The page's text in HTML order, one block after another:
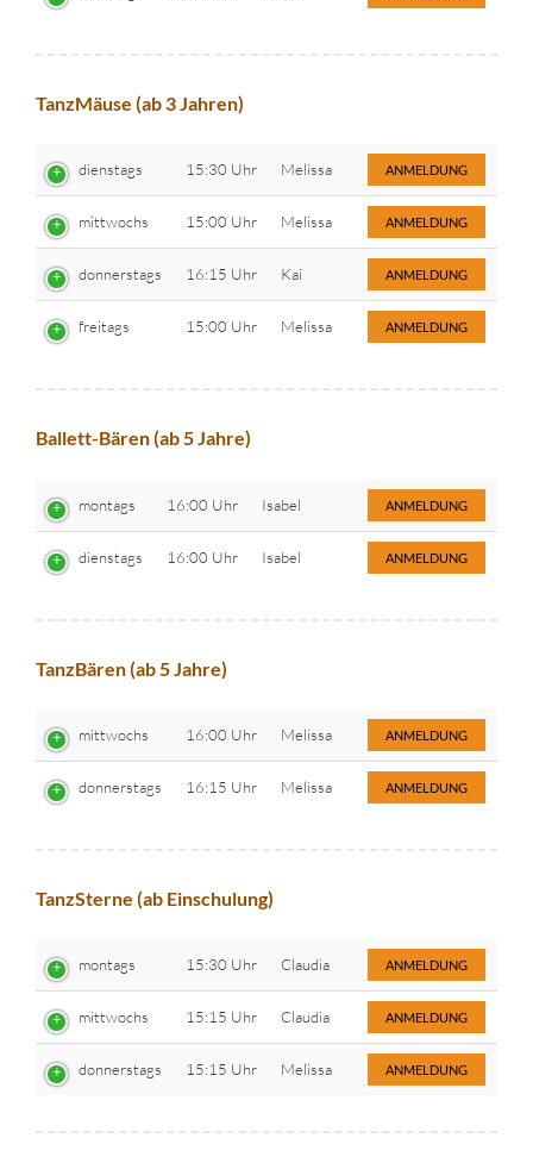
TanzMäuse (ab 3 Jahren)
dienstags 15:30 Uhr Melissa ANMELDUNG
mittwochs 15:00 Uhr Melissa ANMELDUNG
donnerstags 16:15 Uhr Kai ANMELDUNG
freitags 15:00 Uhr Melissa ANMELDUNG
Ballett-Bären (ab 5 Jahre)
montags 16:00 Uhr Isabel ANMELDUNG
dienstags 16:00 Uhr Isabel ANMELDUNG
TanzBären (ab 5 Jahre)
mittwochs 16:00 Uhr Melissa ANMELDUNG
donnerstags 16:15 Uhr Melissa ANMELDUNG
TanzSterne (ab Einschulung)
montags 15:30 Uhr Claudia ANMELDUNG
mittwochs 15:15 Uhr Claudia ANMELDUNG
donnerstags 15:15 Uhr Melissa ANMELDUNG